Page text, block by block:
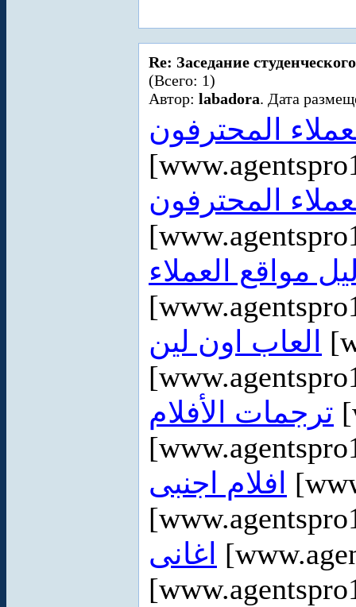
Re: Заседание
(Всего: 1)
Автор: labadora. Дата
المحترفون
المحترفون
مواقع العملاء
العاب اون لين
ترجمات الأفلام
افلام اجنبى
اغانى